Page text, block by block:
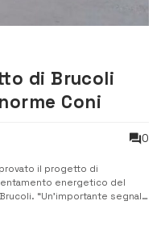
di Brucoli
Coni
0
il progetto di
energetico del
“Un’importante segnale